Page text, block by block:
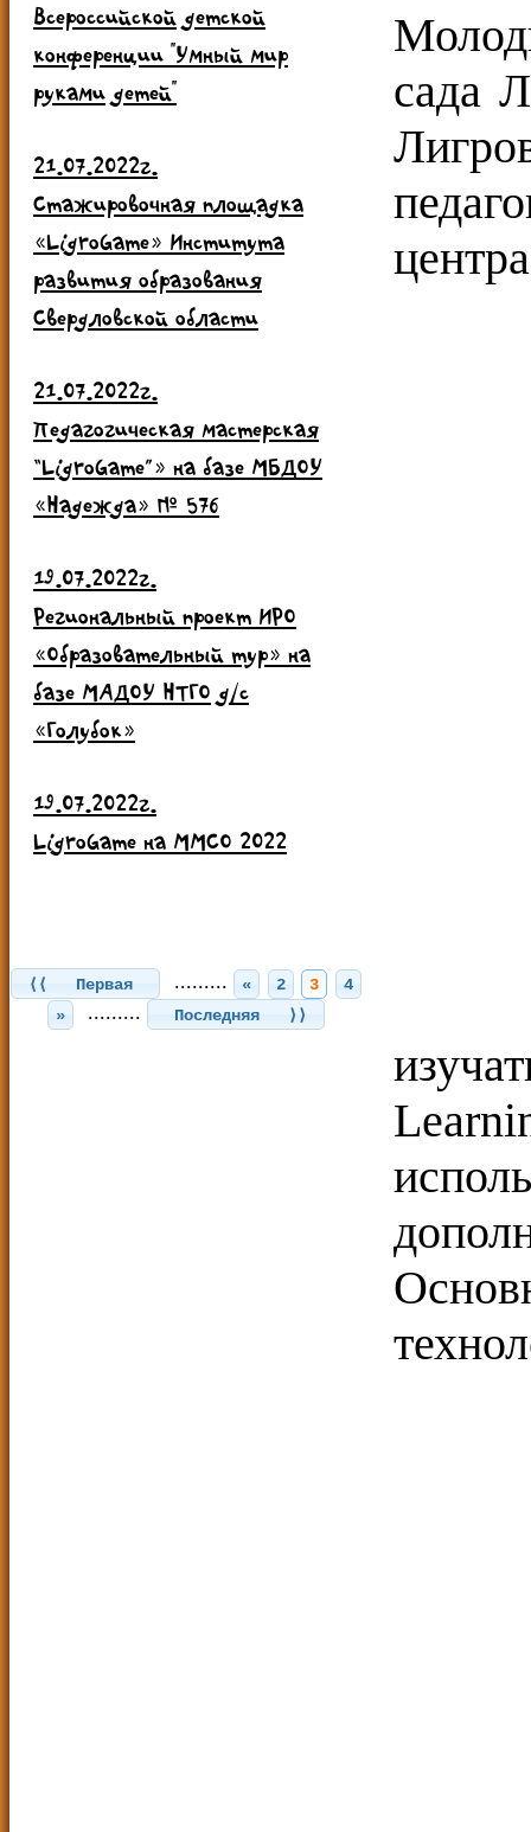
Всероссийской детской
конференции "Умный мир
руками детей"
21.07.2022г.
Стажировочная площадка
«LigroGame» Института
развития образования
Свердловской области
21.07.2022г.
Педагогическая мастерская
“LigroGame”» на базе МБДОУ
«Надежда» № 576
19.07.2022г.
Региональный проект ИРО
«Образовательный тур» на
базе МАДОУ НТГО д/с
«Голубок»
19.07.2022г.
LigroGame на ММСО 2022
⟨⟨ Первая ......... « 2 3
4
»
......... Последняя ⟩⟩
сада